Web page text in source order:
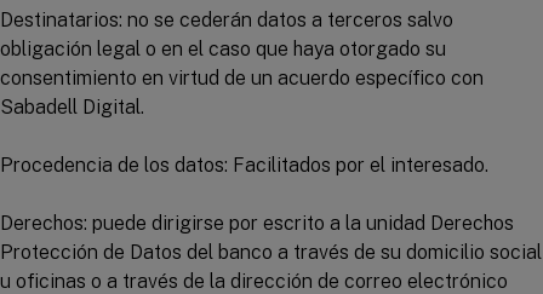
Destinatarios: no se cederán datos a terceros salvo
obligación legal o en el caso que haya otorgado su
consentimiento en virtud de un acuerdo específico con
Sabadell Digital.
Procedencia de los datos: Facilitados por el interesado.
Derechos: puede dirigirse por escrito a la unidad Derechos
Protección de Datos del banco a través de su domicilio social
u oficinas o a través de la dirección de correo electrónico